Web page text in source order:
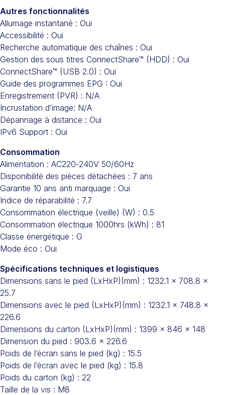
Autres fonctionnalités
Allumage instantané : Oui
Accessibilité : Oui
Recherche automatique des chaînes : Oui
Gestion des sous titres ConnectShare™ (HDD) : Oui
ConnectShare™ (USB 2.0) : Oui
Guide des programmes EPG : Oui
Enregistrement (PVR) : N/A
Incrustation d’image: N/A
Dépannage à distance : Oui
IPv6 Support : Oui
Consommation
Alimentation : AC220-240V 50/60Hz
Disponibilité des pièces détachées : 7 ans
Garantie 10 ans anti marquage : Oui
Indice de réparabilité : 7.7
Consommation électrique (veille) (W) : 0.5
Consommation électrique 1000hrs (kWh) : 81
Classe énergétique : G
Mode éco : Oui
Spécifications techniques et logistiques
Dimensions sans le pied (LxHxP)(mm) : 1232.1 x 708.8 x
25.7
Dimensions avec le pied (LxHxP)(mm) : 1232.1 x 748.8 x
226.6
Dimensions du carton (LxHxP)(mm) : 1399 x 846 x 148
Dimension du pied : 903.6 x 226.6
Poids de l’écran sans le pied (kg) : 15.5
Poids de l’écran avec le pied (kg) : 15.8
Poids du carton (kg) : 22
Taille de la vis : M8